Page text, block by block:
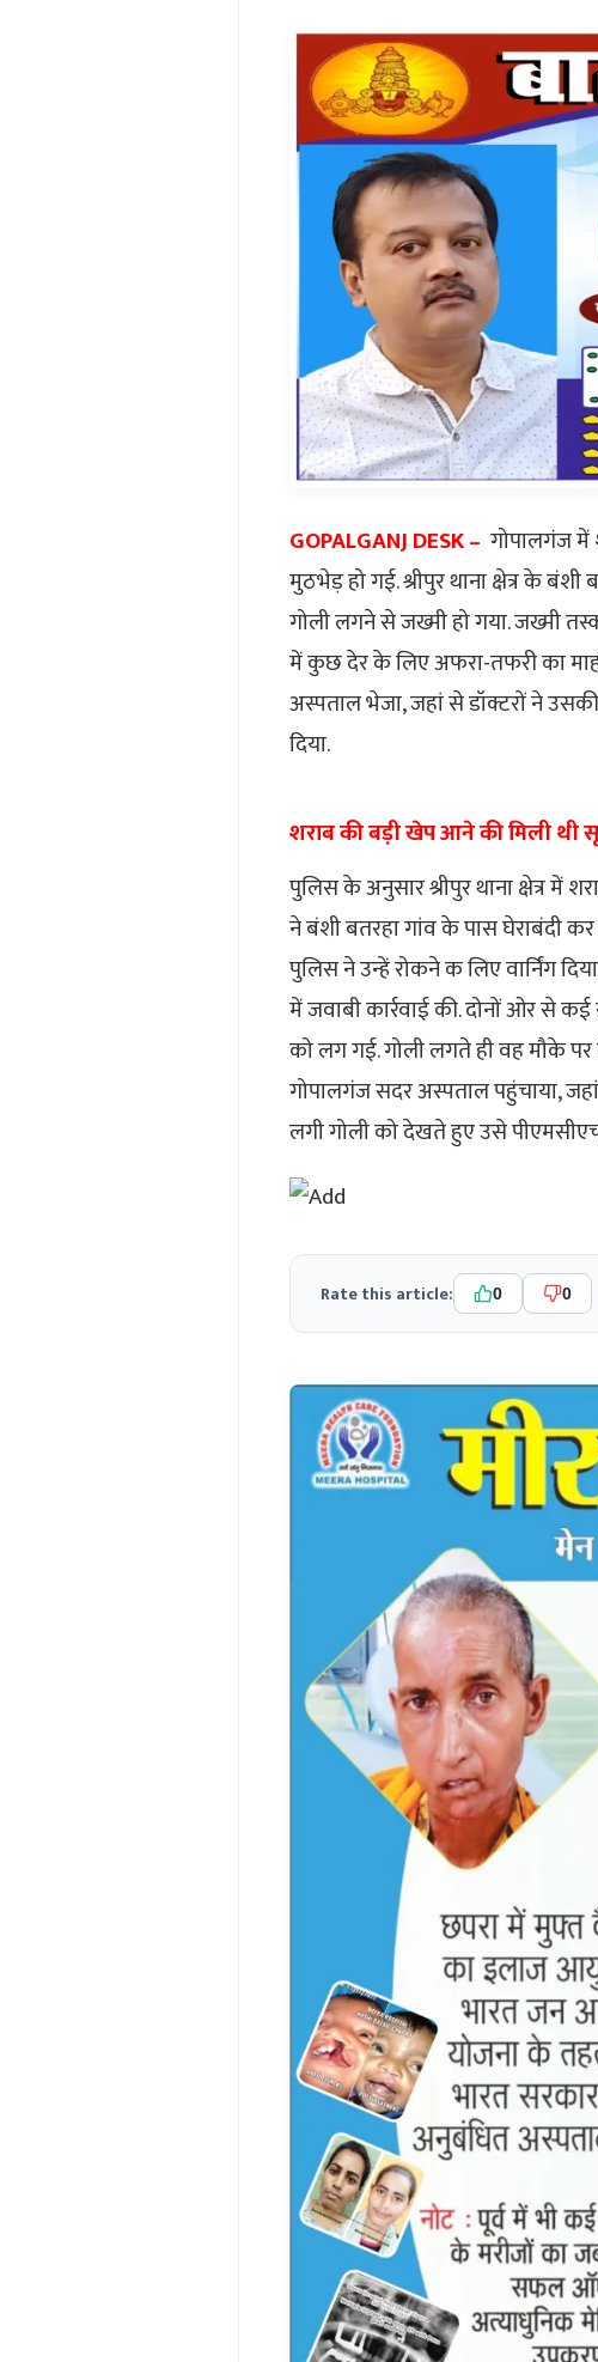
GOPALGANJ DESK – गोपालगंज में
मुठभेड़ हो गई. श्रीपुर थाना क्षेत्र के
गोली लगने से जख्मी हो गया. जख्मी
में कुछ देर के लिए अफरा-तफरी का
अस्पताल भेजा, जहां से डॉक्टरों ने
दिया.
शराब की बड़ी खेप आने की मिली थी
पुलिस के अनुसार श्रीपुर थाना क्षेत्र
ने बंशी बतरहा गांव के पास घेराबंदी
पुलिस ने उन्हें रोकने क लिए वार्निंग
में जवाबी कार्रवाई की. दोनों ओर से
को लग गई. गोली लगते ही वह मौके
गोपालगंज सदर अस्पताल पहुंचाया, जहां
लगी गोली को देखते हुए उसे
Rate this article: 0 0